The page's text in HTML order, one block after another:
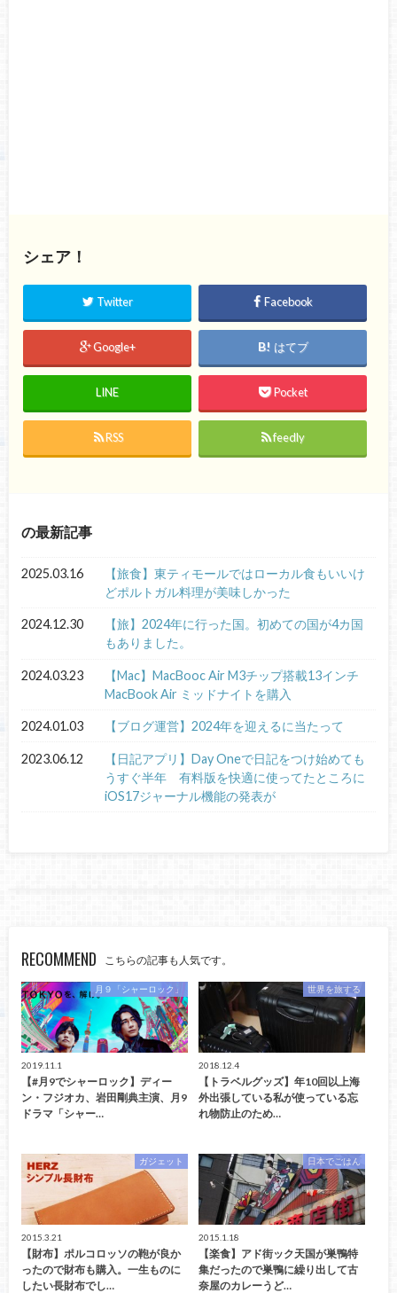
シェア！
Twitter Facebook
Google+ はてブ
LINE Pocket
RSS feedly
の最新記事
2025.03.16
【旅食】東ティモールではローカル食もいいけ
どポルトガル料理が美味しかった
2024.12.30
【旅】2024年に行った国。初めての国が4カ国
もありました。
2024.03.23
【Mac】MacBooc Air M3チップ搭載13インチ
MacBook Air ミッドナイトを購入
2024.01.03 【ブログ運営】2024年を迎えるに当たって
2023.06.12
【日記アプリ】Day Oneで日記をつけ始めても
うすぐ半年 有料版を快適に使ってたところに
iOS17ジャーナル機能の発表が
RECOMMEND こちらの記事も人気です。
月９「シャーロック」
2019.11.1
【#月9でシャーロック】ディー
ン・フジオカ、岩田剛典主演、月9
ドラマ「シャー…
世界を旅する
2018.12.4
【トラベルグッズ】年10回以上海
外出張している私が使っている忘
れ物防止のため…
ガジェット
2015.3.21
【財布】ポルコロッソの鞄が良か
ったので財布も購入。一生ものに
したい長財布でし…
日本でごはん
2015.1.18
【楽食】アド街ック天国が巣鴨特
集だったので巣鴨に繰り出して古
奈屋のカレーうど…